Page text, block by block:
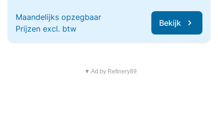
Maandelijks opzegbaar
Prijzen excl. btw
Bekijk
▼ Ad by Refinery89